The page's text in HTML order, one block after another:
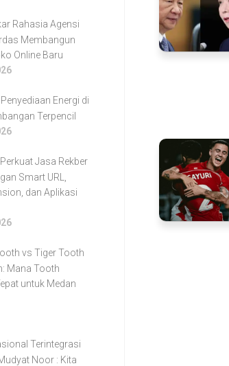
Rahasia Agensi
Membangun
Online Baru
Energi di
Terpencil
Jasa Rekber
Smart URL,
dan Aplikasi
vs Tiger Tooth
Mana Tooth
untuk Medan
Terintegrasi
Noor : Kita